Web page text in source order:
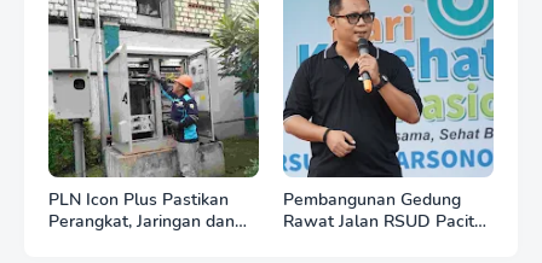
PLN Icon Plus Pastikan
Perangkat, Jaringan dan
Pembangunan Gedung
Rawat Jalan RSUD Pacitan